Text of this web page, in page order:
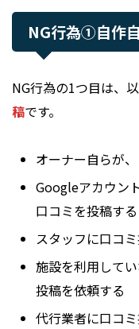
NG行為①自作
NG行為の1つ目は、
稿です。
オーナー自らが
Googleアカウン
口コミを投稿する
スタッフに口コ
施設を利用して
投稿を依頼する
代行業者に口コ